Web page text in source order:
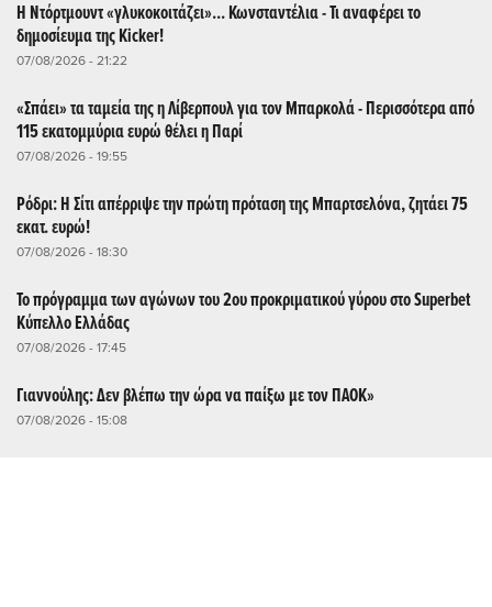
Η Ντόρτμουντ «γλυκοκοιτάζει»... Κωνσταντέλια - Τι αναφέρει το
δημοσίευμα της Kicker!
07/08/2026 - 21:22
«Σπάει» τα ταμεία της η Λίβερπουλ για τον Μπαρκολά - Περισσότερα από
115 εκατομμύρια ευρώ θέλει η Παρί
07/08/2026 - 19:55
Ρόδρι: Η Σίτι απέρριψε την πρώτη πρόταση της Μπαρτσελόνα, ζητάει 75
εκατ. ευρώ!
07/08/2026 - 18:30
Το πρόγραμμα των αγώνων του 2ου προκριματικού γύρου στο Superbet
Κύπελλο Ελλάδας
07/08/2026 - 17:45
Γιαννούλης: Δεν βλέπω την ώρα να παίξω με τον ΠΑΟΚ»
07/08/2026 - 15:08